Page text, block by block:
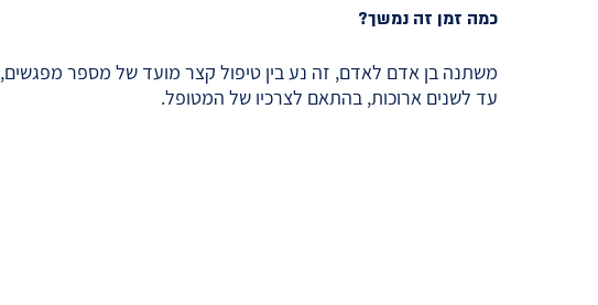
כמה זמן זה נמשך?
משתנה בן אדם לאדם, זה נע בין טיפול קצר מועד של מספר מפגשים,
עד לשנים ארוכות, בהתאם לצרכיו של המטופל.